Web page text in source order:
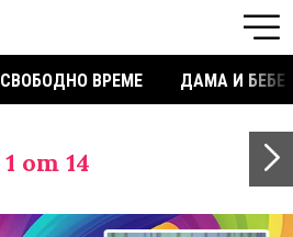
СВОБОДНО ВРЕМЕ ДАМА И БЕБЕ
1 от 14